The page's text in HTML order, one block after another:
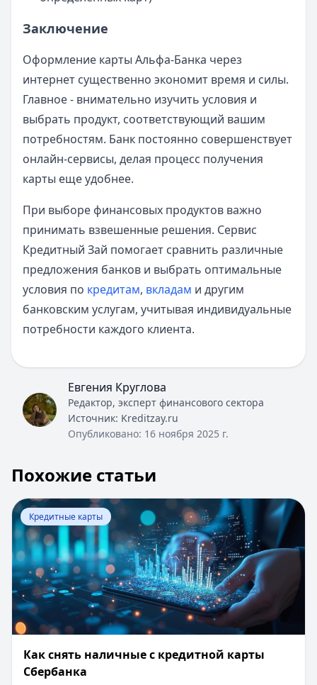
Заключение
Оформление карты Альфа-Банка через
интернет существенно экономит время и силы.
Главное - внимательно изучить условия и
выбрать продукт, соответствующий вашим
потребностям. Банк постоянно совершенствует
онлайн-сервисы, делая процесс получения
карты еще удобнее.
При выборе финансовых продуктов важно
принимать взвешенные решения. Сервис
Кредитный Зай помогает сравнить различные
предложения банков и выбрать оптимальные
условия по кредитам, вкладам и другим
банковским услугам, учитывая индивидуальные
потребности каждого клиента.
Евгения Круглова
Редактор, эксперт финансового сектора
Источник: Kreditzay.ru
Опубликовано: 16 ноября 2025 г.
Похожие статьи
Перейти к статье:Как снять наличные с кредитной
Кредитные карты
Как снять наличные с кредитной карты
Сбербанка